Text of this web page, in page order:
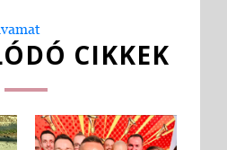
CIKKEK